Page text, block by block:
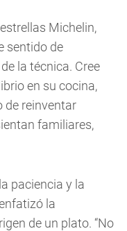
Michelin,
sentido de
la técnica. Cree
en su cocina,
de reinventar
familiares,
paciencia y la
la
de un plato. “No